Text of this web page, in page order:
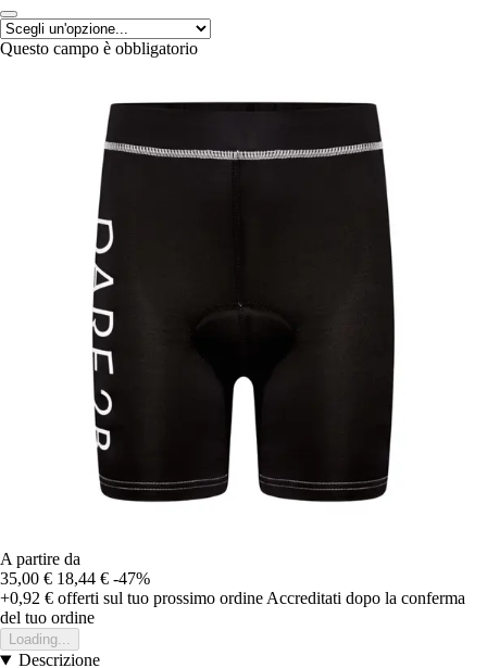
Questo campo è obbligatorio
A partire da
35,00 € 18,44 € -47%
+0,92 € offerti sul tuo prossimo ordine Accreditati dopo la conferma
del tuo ordine
Loading...
Descrizione